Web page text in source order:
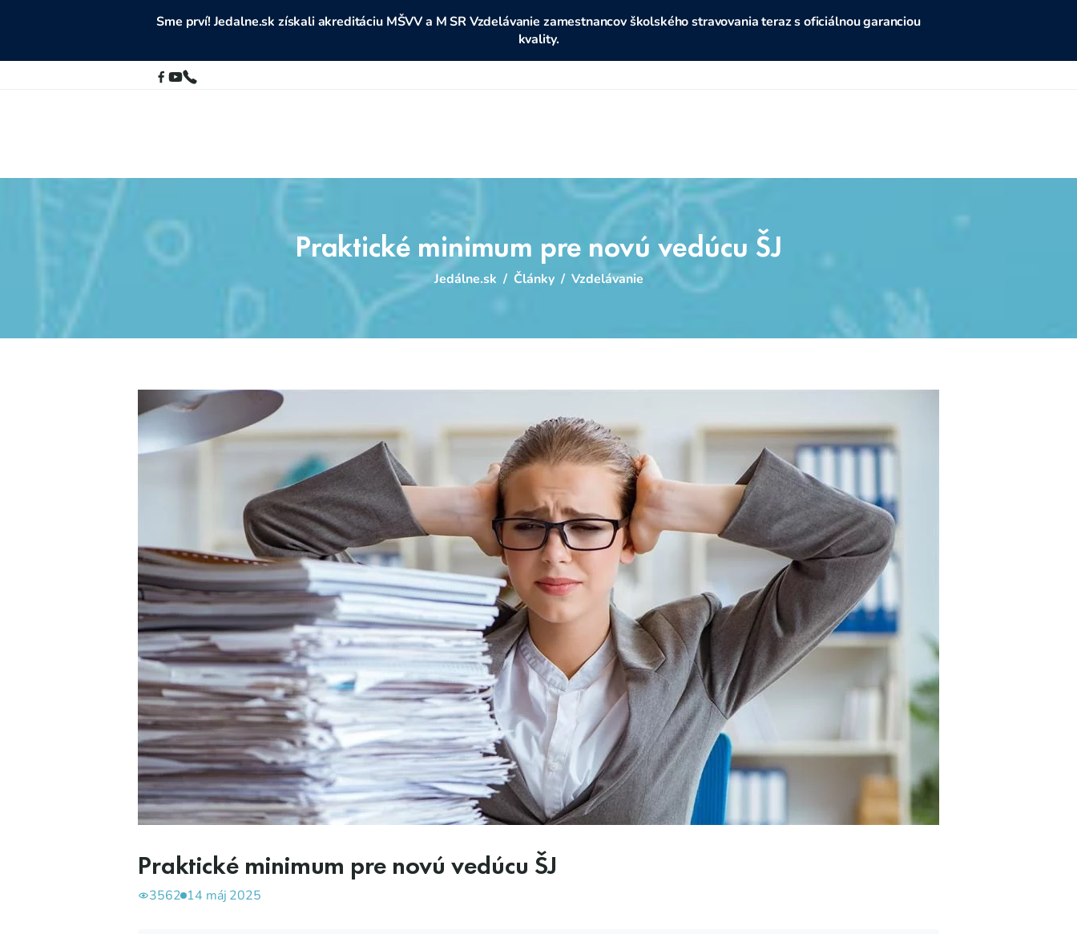
Sme prví! Jedalne.sk získali akreditáciu MŠVV a M SR Vzdelávanie zamestnancov školského stravovania teraz s oficiálnou garanciou
kvality.
Praktické minimum pre novú vedúcu ŠJ
Jedálne.sk / Články / Vzdelávanie
Praktické minimum pre novú vedúcu ŠJ
3562 14 máj 2025